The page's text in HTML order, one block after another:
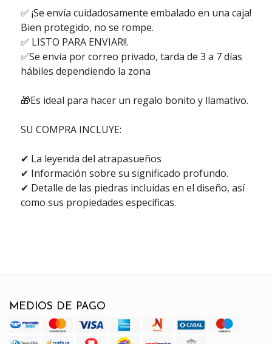
✅ ¡Se envía cuidadosamente embalado en una caja!
Bien protegido, no se rompe.
✅ LISTO PARA ENVIAR!!.
✅Se envía por correo privado, tarda de 3 a 7 días
hábiles dependiendo la zona
🎁Es ideal para hacer un regalo bonito y llamativo.
SU COMPRA INCLUYE:
✔ La leyenda del atrapasueños
✔ Información sobre su significado profundo.
✔ Detalle de las piedras incluidas en el diseño, así
como sus propiedades específicas.
MEDIOS DE PAGO